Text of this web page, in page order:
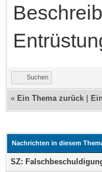
Suchen
« Ein Thema zurück
Nachrichten in diesem
SZ: